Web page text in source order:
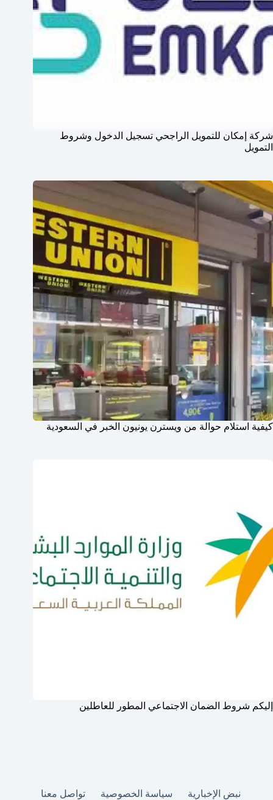
شركة إمكان للتمويل الراجحي تسجيل الدخول وشروط
التمويل
كيفية استلام حوالة من ويسترن يونيون الخبر في السعودية
إليكم شروط الضمان الاجتماعي المطور للعاطلين
نبض الإخبارية سياسة الخصوصية تواصل معنا